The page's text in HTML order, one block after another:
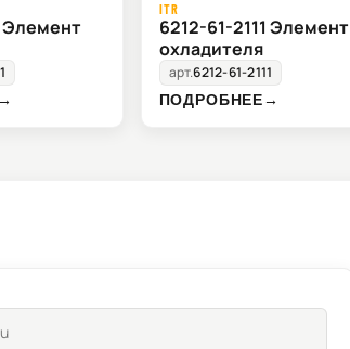
Элемент
→
ITR
6212-61-2111 Элемент
охладителя
арт.6212-61-2111
ПОДРОБНЕЕ→